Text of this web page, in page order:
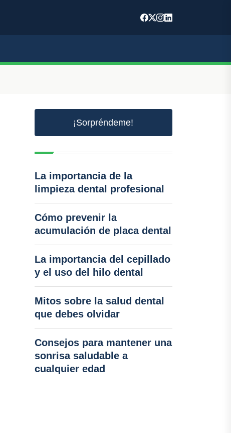
¡Sorpréndeme!
La importancia de la
limpieza dental profesional
Cómo prevenir la
acumulación de placa dental
La importancia del cepillado
y el uso del hilo dental
Mitos sobre la salud dental
que debes olvidar
Consejos para mantener una
sonrisa saludable a
cualquier edad